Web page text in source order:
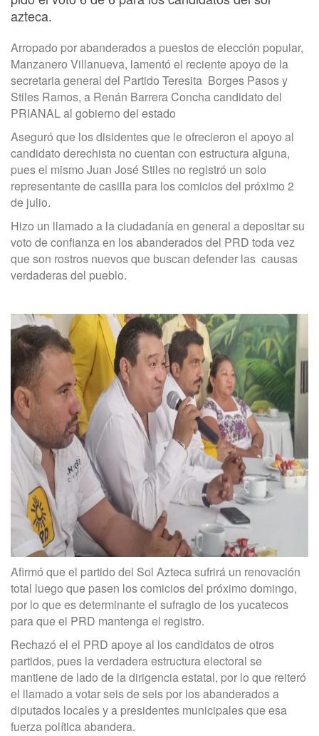
azteca.
Arropado por abanderados a puestos de elección popular,
Manzanero Villanueva, lamentó el reciente apoyo de la
secretaria general del Partido Teresita Borges Pasos y
Stiles Ramos, a Renán Barrera Concha candidato del
PRIANAL al gobierno del estado
Aseguró que los disidentes que le ofrecieron el apoyo al
candidato derechista no cuentan con estructura alguna,
pues el mismo Juan José Stiles no registró un solo
representante de casilla para los comicios del próximo 2
de julio.
Hizo un llamado a la ciudadanía en general a depositar su
voto de confianza en los abanderados del PRD toda vez
que son rostros nuevos que buscan defender las causas
verdaderas del pueblo.
Afirmó que el partido del Sol Azteca sufrirá un renovación
total luego que pasen los comicios del próximo domingo,
por lo que es determinante el sufragio de los yucatecos
para que el PRD mantenga el registro.
Rechazó el el PRD apoye al los candidatos de otros
partidos, pues la verdadera estructura electoral se
mantiene de lado de la dirigencia estatal, por lo que reiteró
el llamado a votar seis de seis por los abanderados a
diputados locales y a presidentes municipales que esa
fuerza política abandera.